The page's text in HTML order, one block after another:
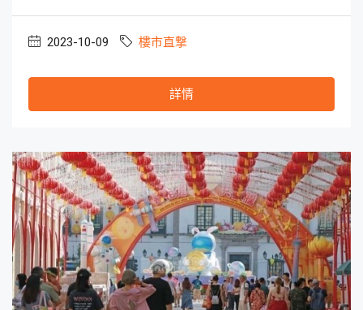
2023-10-09 樓市直撃
詳情